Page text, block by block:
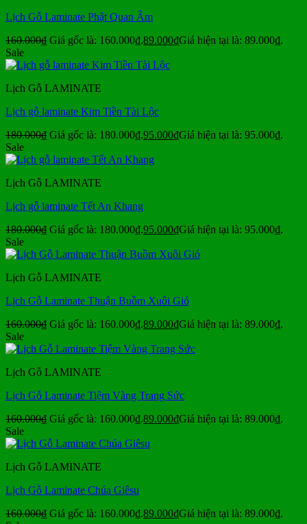
Lịch Gỗ Laminate Phật Quan Âm
160.000₫ Giá gốc là: 160.000₫.89.000₫Giá hiện tại là: 89.000₫.
Sale
Lịch Gỗ LAMINATE
Lịch gỗ laminate Kim Tiền Tài Lộc
180.000₫ Giá gốc là: 180.000₫.95.000₫Giá hiện tại là: 95.000₫.
Sale
Lịch Gỗ LAMINATE
Lịch gỗ laminate Tết An Khang
180.000₫ Giá gốc là: 180.000₫.95.000₫Giá hiện tại là: 95.000₫.
Sale
Lịch Gỗ LAMINATE
Lịch Gỗ Laminate Thuận Buồm Xuôi Gió
160.000₫ Giá gốc là: 160.000₫.89.000₫Giá hiện tại là: 89.000₫.
Sale
Lịch Gỗ LAMINATE
Lịch Gỗ Laminate Tiệm Vàng Trang Sức
160.000₫ Giá gốc là: 160.000₫.89.000₫Giá hiện tại là: 89.000₫.
Sale
Lịch Gỗ LAMINATE
Lịch Gỗ Laminate Chúa Giêsu
160.000₫ Giá gốc là: 160.000₫.89.000₫Giá hiện tại là: 89.000₫.